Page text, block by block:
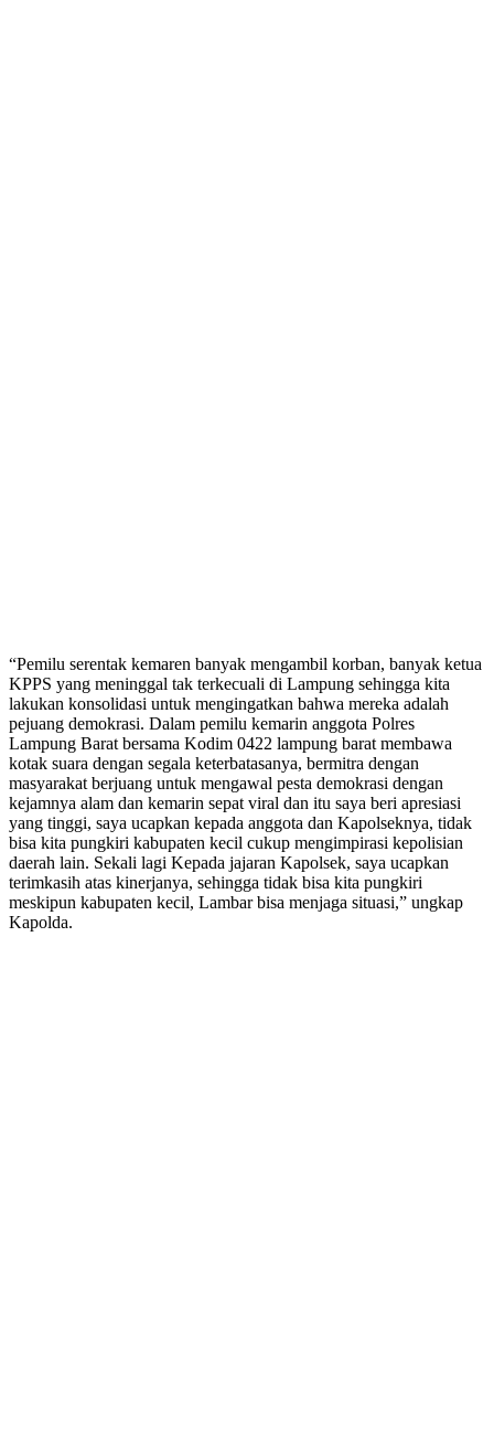
“Pemilu serentak kemaren banyak mengambil korban, banyak ketua
KPPS yang meninggal tak terkecuali di Lampung sehingga kita
lakukan konsolidasi untuk mengingatkan bahwa mereka adalah
pejuang demokrasi. Dalam pemilu kemarin anggota Polres
Lampung Barat bersama Kodim 0422 lampung barat membawa
kotak suara dengan segala keterbatasanya, bermitra dengan
masyarakat berjuang untuk mengawal pesta demokrasi dengan
kejamnya alam dan kemarin sepat viral dan itu saya beri apresiasi
yang tinggi, saya ucapkan kepada anggota dan Kapolseknya, tidak
bisa kita pungkiri kabupaten kecil cukup mengimpirasi kepolisian
daerah lain. Sekali lagi Kepada jajaran Kapolsek, saya ucapkan
terimkasih atas kinerjanya, sehingga tidak bisa kita pungkiri
meskipun kabupaten kecil, Lambar bisa menjaga situasi,” ungkap
Kapolda.